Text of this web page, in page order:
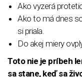
Ako vyzerá
Ako to má dnes
si priala.
Do akej miery
Toto nie je príbeh
sa stane, keď sa